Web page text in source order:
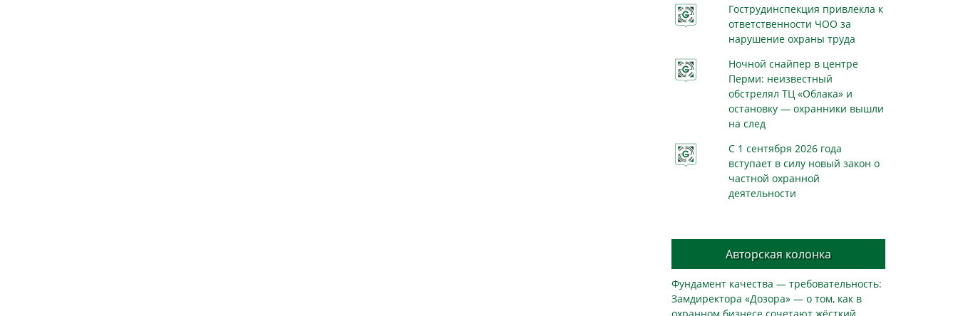
Гострудинспекция привлекла к
ответственности ЧОО за
нарушение охраны труда
Ночной снайпер в центре
Перми: неизвестный
обстрелял ТЦ «Облака» и
остановку — охранники вышли
на след
С 1 сентября 2026 года
вступает в силу новый закон о
частной охранной
деятельности
Авторская колонка
Фундамент качества — требовательность:
Замдиректора «Дозора» — о том, как в